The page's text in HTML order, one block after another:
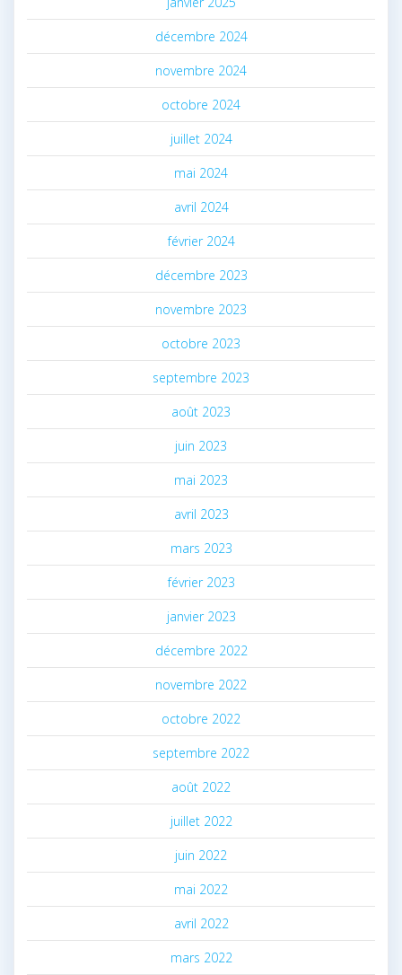
décembre 2024
novembre 2024
octobre 2024
juillet 2024
mai 2024
avril 2024
février 2024
décembre 2023
novembre 2023
octobre 2023
septembre 2023
août 2023
juin 2023
mai 2023
avril 2023
mars 2023
février 2023
janvier 2023
décembre 2022
novembre 2022
octobre 2022
septembre 2022
août 2022
juillet 2022
juin 2022
mai 2022
avril 2022
mars 2022